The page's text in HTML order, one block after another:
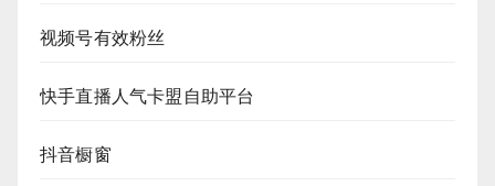
视频号有效粉丝
快手直播人气卡盟自助平台
抖音橱窗